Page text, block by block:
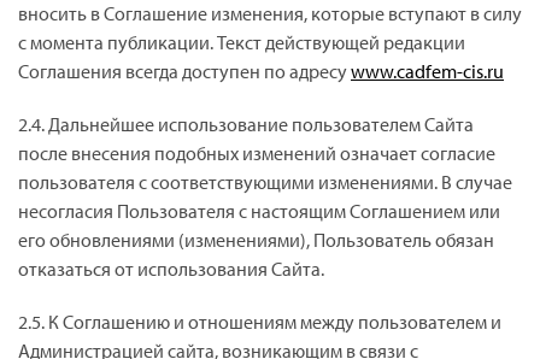
вносить в Соглашение изменения, которые вступают в силу
с момента публикации. Текст действующей редакции
Соглашения всегда доступен по адресуwww.cadfem-cis.ru
2.4. Дальнейшее использование пользователем Сайта
после внесения подобных изменений означает согласие
пользователя с соответствующими изменениями. В случае
несогласия Пользователя с настоящим Соглашением или
его обновлениями (изменениями), Пользователь обязан
отказаться от использования Сайта.
2.5. К Соглашению и отношениям между пользователем и
Администрацией сайта, возникающим в связи с